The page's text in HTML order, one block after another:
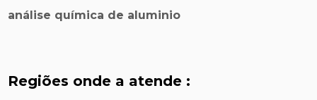
análise química de aluminio
Regiões onde a atende :